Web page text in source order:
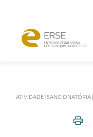
ATIVIDADE SANCIONATÓRIA